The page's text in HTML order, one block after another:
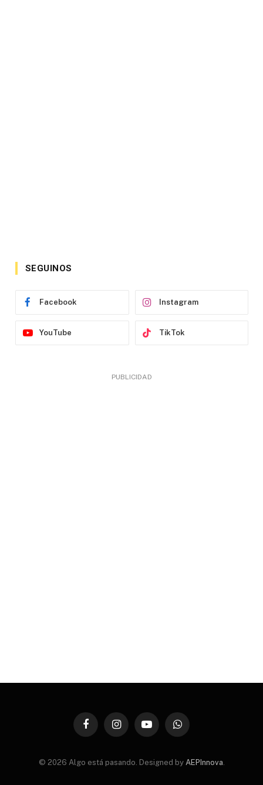
SEGUINOS
Facebook Instagram
YouTube TikTok
PUBLICIDAD
FacebookInstagramYouTubeWhatsApp
© 2026 Algo está pasando. Designed by AEPInnova.